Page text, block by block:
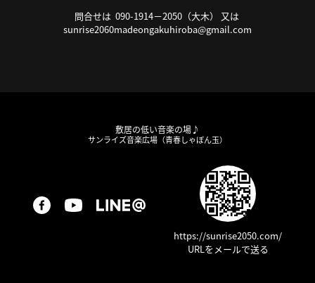
問合せは 090-1914－2050（大木） 又は
sunrise2060madeongakuhiroba@gmail.com
敷居の低い音楽の場♪
サンライズ音楽広場（青春しゃぼん玉）
https://sunrise2050.com/
URLをメールで送る